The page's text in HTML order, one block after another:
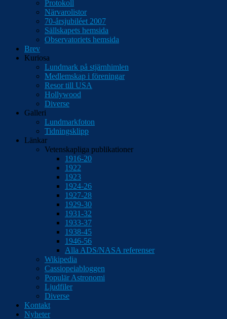
Protokoll
Närvarolistor
70-årsjubiléet 2007
Sällskapets hemsida
Observatoriets hemsida
Brev
Kuriosa
Lundmark på stjärnhimlen
Medlemskap i föreningar
Resor till USA
Hollywood
Diverse
Galleri
Lundmarkfoton
Tidningsklipp
Länkar
Vetenskapliga publikationer
1916-20
1922
1923
1924-26
1927-28
1929-30
1931-32
1933-37
1938-45
1946-56
Alla ADS/NASA referenser
Wikipedia
Cassiopeiabloggen
Populär Astronomi
Ljudfiler
Diverse
Kontakt
Nyheter